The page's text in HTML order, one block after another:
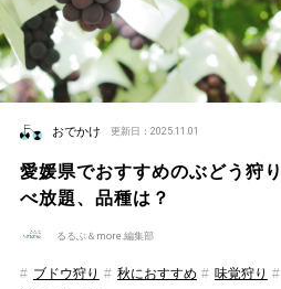
おでかけ 更新日：2025.11.01
愛媛県でおすすめのぶどう狩
べ放題、品種は？
るるぶ＆more.編集部
ブドウ狩り 秋におすすめ 味覚狩り